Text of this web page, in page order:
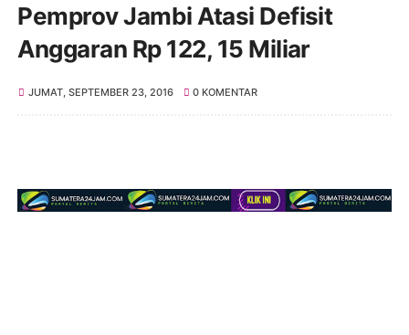
Pemprov Jambi Atasi Defisit
Anggaran Rp 122, 15 Miliar
JUMAT, SEPTEMBER 23, 2016 0 KOMENTAR